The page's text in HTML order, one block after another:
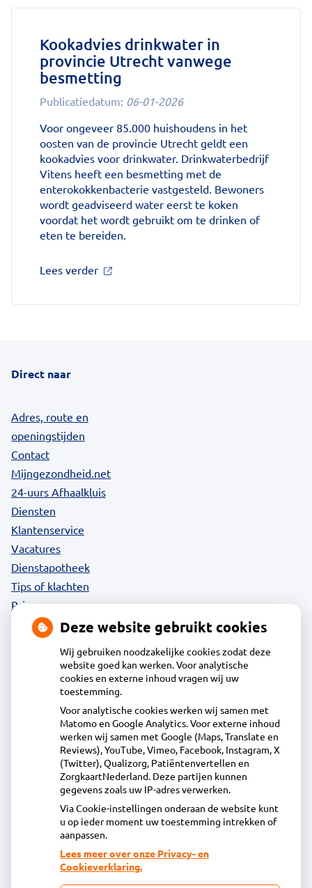
zonder
weer
gewichtstoename'
op
Nationale
Kookadvies drinkwater in
provincie Utrecht vanwege
besmetting
Publicatiedatum: 06-01-2026
Voor ongeveer 85.000 huishoudens in het
oosten van de provincie Utrecht geldt een
kookadvies voor drinkwater. Drinkwaterbedrijf
Vitens heeft een besmetting met de
enterokokkenbacterie vastgesteld. Bewoners
wordt geadviseerd water eerst te koken
voordat het wordt gebruikt om te drinken of
eten te bereiden.
Lees verder over
Direct naar
Adres, route en
openingstijden
Contact
Mijngezondheid.net
24-uurs Afhaalkluis
Diensten
Klantenservice
Vacatures
Dienstapotheek
Tips of klachten
Privacy
Apotheek Uitgeest
Molenstraat 1 B, 1911BR Uitgeest
0251 - 76 06 60
info@apotheekuitgeest.nl
Inschrijven
Centrale administratie
Heeft u vragen of opmerkingen over uw
Deze website gebruikt cookies
Wij gebruiken noodzakelijke cookies zodat deze
website goed kan werken. Voor analytische
cookies en externe inhoud vragen wij uw
toestemming.
Voor analytische cookies werken wij samen met
Matomo en Google Analytics. Voor externe inhoud
werken wij samen met Google (Maps, Translate en
Reviews), YouTube, Vimeo, Facebook, Instagram, X
(Twitter), Qualizorg, Patiëntenvertellen en
ZorgkaartNederland. Deze partijen kunnen
gegevens zoals uw IP-adres verwerken.
Via Cookie-instellingen onderaan de website kunt
u op ieder moment uw toestemming intrekken of
aanpassen.
Lees meer over onze Privacy- en
Cookieverklaring.